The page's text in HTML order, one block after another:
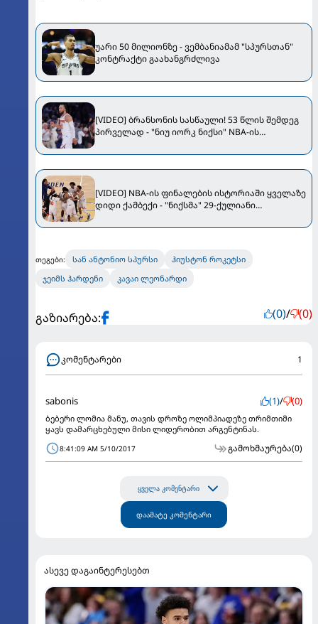
უარი 50 მილიონზე - ვემბანიამამ "სპურსთან"
კონტრაქტი გაახანგრძლივა
[VIDEO] ბრანსონის სასწაული! 53 წლის შემდეგ
პირველად - "ნიუ იორკ ნიქსი" NBA-ის
[VIDEO] NBA-ის ფინალების ისტორიაში ყველაზე
დიდი ქამბექი - "ნიქსმა" 29-ქულიანი
თეგები: სან ანტონიო სპურსი
ჰიუსტონ როკეტსი
ჯეიმს ჰარდენი
კავაი ლეონარდი
გაზიარება: (0)/ (0)
კომენტარები 1
sabonis (1)/ (0)
ბებერი ლომია მანუ, თავის დროზე ოლიმპიადეზე თრიმთიმი
ყავს დამარცხებული მისი ლიდერობით არგენტინას.
8:41:09 AM 5/10/2017 გამოხმაურება(0)
ყველა კომენტარი
დაამატე კომენტარი
ასევე დაგაინტერესებთ